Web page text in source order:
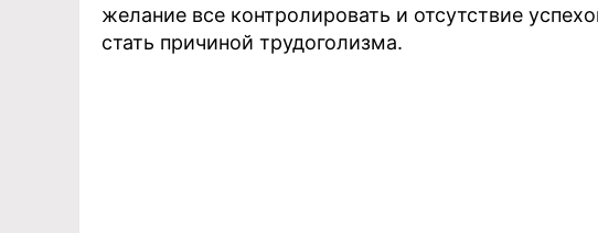
желание все контролировать и отсутствие
стать причиной трудоголизма.